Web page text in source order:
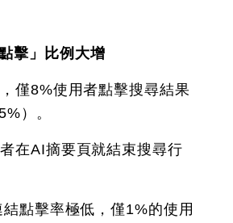
擊」比例大增
僅8%使用者點擊搜尋結果
）。
在AI摘要頁就結束搜尋行
點擊率極低，僅1%的使用